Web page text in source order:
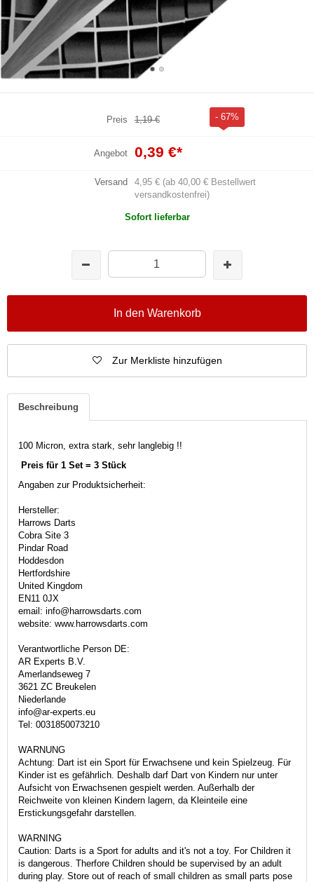
Preis 1,19 € - 67%
Angebot 0,39 €*
Versand
4,95 € (ab 40,00 € Bestellwert
versandkostenfrei)
Sofort lieferbar
In den Warenkorb
Zur Merkliste hinzufügen
Beschreibung
100 Micron, extra stark, sehr langlebig !!
Preis für 1 Set = 3 Stück
Angaben zur Produktsicherheit:
Hersteller:
Harrows Darts
Cobra Site 3
Pindar Road
Hoddesdon
Hertfordshire
United Kingdom
EN11 0JX
email: info@harrowsdarts.com
website: www.harrowsdarts.com
Verantwortliche Person DE:
AR Experts B.V.
Amerlandseweg 7
3621 ZC Breukelen
Niederlande
info@ar-experts.eu
Tel: 0031850073210
WARNUNG
Achtung: Dart ist ein Sport für Erwachsene und kein Spielzeug. Für
Kinder ist es gefährlich. Deshalb darf Dart von Kindern nur unter
Aufsicht von Erwachsenen gespielt werden. Außerhalb der
Reichweite von kleinen Kindern lagern, da Kleinteile eine
Erstickungsgefahr darstellen.
WARNING
Caution: Darts is a Sport for adults and it's not a toy. For Children it
is dangerous. Therfore Children should be supervised by an adult
during play. Store out of reach of small children as small parts pose